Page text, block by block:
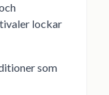
lockar
som